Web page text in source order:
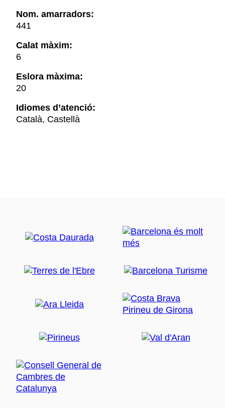
Nom. amarradors:
441
Calat màxim:
6
Eslora màxima:
20
Idiomes d’atenció:
Català, Castellà